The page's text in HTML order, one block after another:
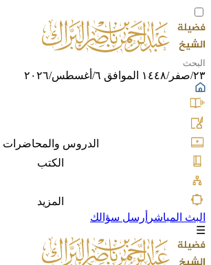
٢٣/صفر/١٤٤٨ الموافق ٦/أغسطس/٢٠٢٦
الدروس والمحاضرات
الكتب
المزيد
البث المباشر أرسل سؤالك
☰